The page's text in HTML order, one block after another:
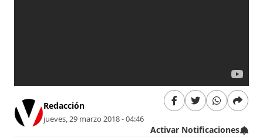
Redacción
jueves, 29 marzo 2018 - 04:46
Activar Notificaciones